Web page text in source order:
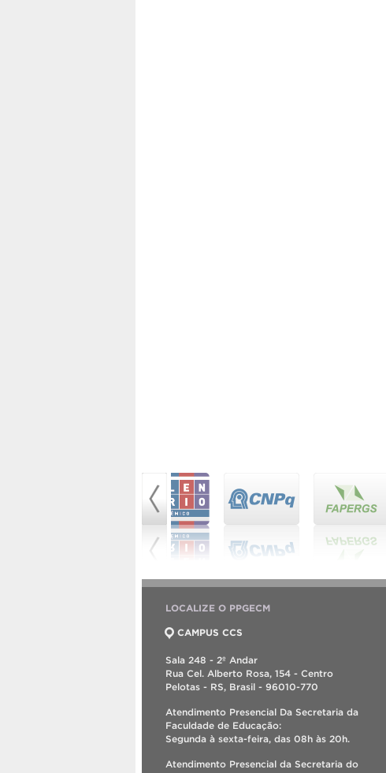
LOCALIZE O PPGECM
CAMPUS CCS
Sala 248 - 2º Andar
Rua Cel. Alberto Rosa, 154 - Centro
Pelotas - RS, Brasil - 96010-770
Atendimento Presencial Da Secretaria da
Faculdade de Educação:
Segunda à sexta-feira, das 08h às 20h.
Atendimento Presencial da Secretaria do